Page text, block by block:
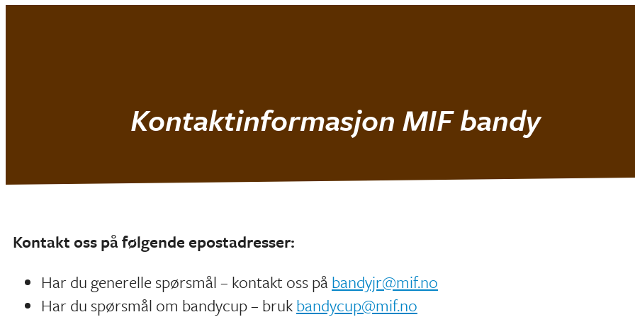
Kontaktinformasjon MIF bandy​
Kontakt oss på følgende epostadresser:
Har du generelle spørsmål – kontakt oss på bandyjr@mif.no
Har du spørsmål om bandycup – brukbandycup@mif.no